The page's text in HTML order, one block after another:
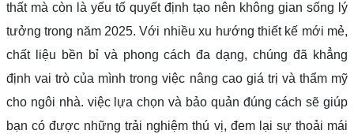
thất mà còn là yếu tố quyết định tạo nên không gian sống lý
tưởng trong năm 2025. Với nhiều xu hướng thiết kế mới mẻ,
chất liệu bền bỉ và phong cách đa dạng, chúng đã khẳng
định vai trò của mình trong việc nâng cao giá trị và thẩm mỹ
cho ngôi nhà. việc lựa chọn và bảo quản đúng cách sẽ giúp
bạn có được những trải nghiệm thú vị, đem lại sự thoải mái